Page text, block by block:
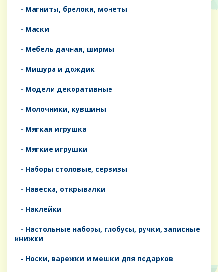
- Магниты, брелоки, монеты
- Маски
- Мебель дачная, ширмы
- Мишура и дождик
- Модели декоративные
- Молочники, кувшины
- Мягкая игрушка
- Мягкие игрушки
- Наборы столовые, сервизы
- Навеска, открывалки
- Наклейки
- Настольные наборы, глобусы, ручки, записные
книжки
- Носки, варежки и мешки для подарков